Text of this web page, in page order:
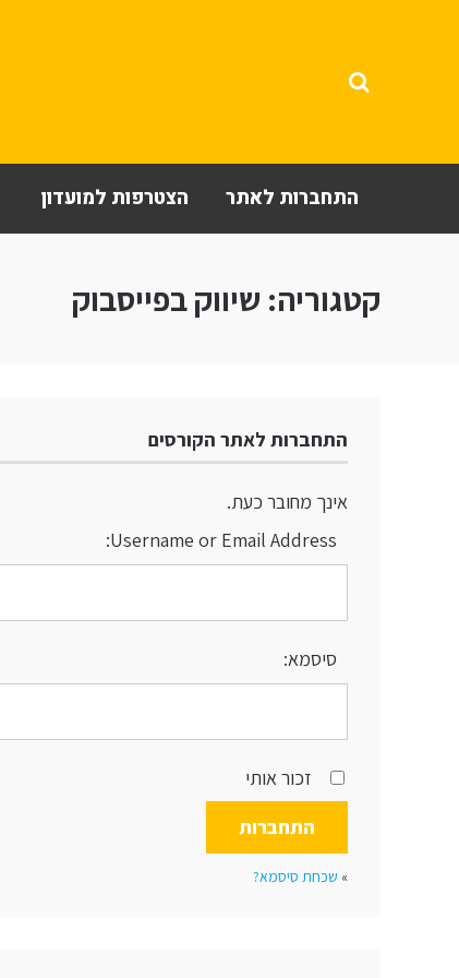
התחברות לאתר הצטרפות למועדון
קטגוריה: שיווק בפייסבוק
התחברות לאתר הקורסים
אינך מחובר כעת.
Username or Email Address:
סיסמא:
זכור אותי
» שכחת סיסמא?